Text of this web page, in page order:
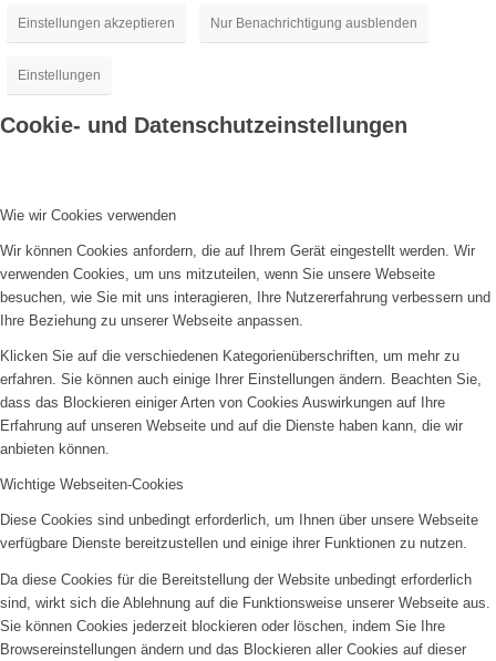
Einstellungen akzeptieren Nur Benachrichtigung ausblenden
Einstellungen
Cookie- und Datenschutzeinstellungen
Wie wir Cookies verwenden
Wir können Cookies anfordern, die auf Ihrem Gerät eingestellt werden. Wir
verwenden Cookies, um uns mitzuteilen, wenn Sie unsere Webseite
besuchen, wie Sie mit uns interagieren, Ihre Nutzererfahrung verbessern und
Ihre Beziehung zu unserer Webseite anpassen.
Klicken Sie auf die verschiedenen Kategorienüberschriften, um mehr zu
erfahren. Sie können auch einige Ihrer Einstellungen ändern. Beachten Sie,
dass das Blockieren einiger Arten von Cookies Auswirkungen auf Ihre
Erfahrung auf unseren Webseite und auf die Dienste haben kann, die wir
anbieten können.
Wichtige Webseiten-Cookies
Diese Cookies sind unbedingt erforderlich, um Ihnen über unsere Webseite
verfügbare Dienste bereitzustellen und einige ihrer Funktionen zu nutzen.
Da diese Cookies für die Bereitstellung der Website unbedingt erforderlich
sind, wirkt sich die Ablehnung auf die Funktionsweise unserer Webseite aus.
Sie können Cookies jederzeit blockieren oder löschen, indem Sie Ihre
Browsereinstellungen ändern und das Blockieren aller Cookies auf dieser